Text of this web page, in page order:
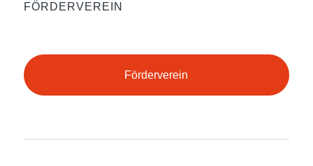
FÖRDERVEREIN
Förderverein